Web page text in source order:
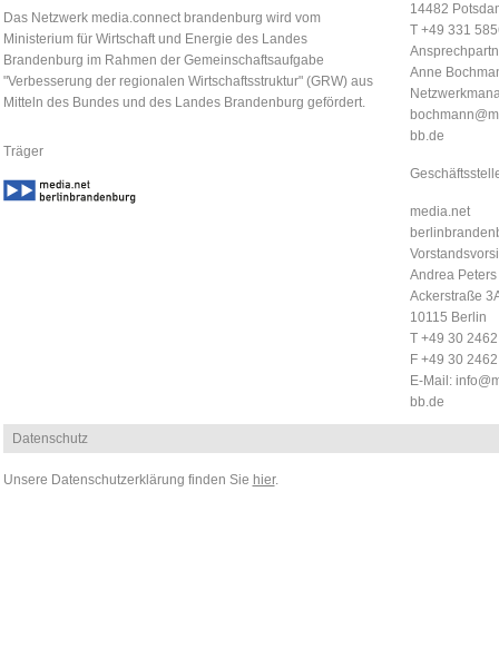
Das Netzwerk media.connect brandenburg wird vom
Ministerium für Wirtschaft und Energie des Landes
Brandenburg im Rahmen der Gemeinschaftsaufgabe
"Verbesserung der regionalen Wirtschaftsstruktur" (GRW) aus
Mitteln des Bundes und des Landes Brandenburg gefördert.
Träger
14482
T +49 331
Anne
bb.de
media.net
Andrea Peters
Ackerstraße
10115 Berlin
T +49 30
F +49 30
E-Mail:
bb.de
Datenschutz
Unsere Datenschutzerklärung finden Sie hier.